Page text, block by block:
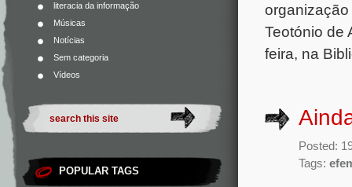
literacia da informação
Músicas
Notícias
Sem categoria
Vídeos
POPULAR TAGS
Teotónio de
feira, na
Posted:
Tags: